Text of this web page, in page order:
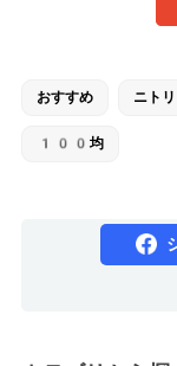
おすすめ ニトリ
100均